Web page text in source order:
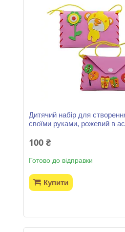
Дитячий набір для
своїми руками, рожевий в
100 ₴
Готово до відправки
Купити